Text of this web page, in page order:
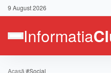
9 August 2026
Acasă/#Social